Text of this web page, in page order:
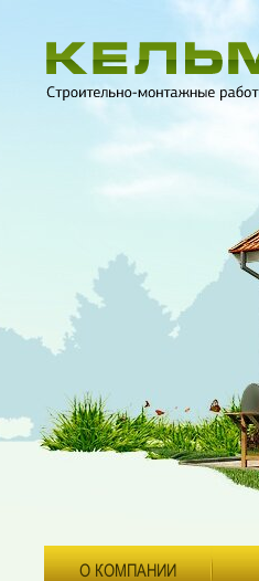
О КОМПАНИИ